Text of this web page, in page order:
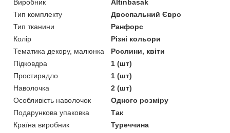
Виробник
Altinbasak
Тип комплекту
Двоспальний Євро
Тип тканини
Ранфорс
Колір
Різні кольори
Тематика декору, малюнка
Рослини, квіти
Підковдра
1 (шт)
Простирадло
1 (шт)
Наволочка
2 (шт)
Особливість наволочок
Одного розміру
Подарункова упаковка
Так
Країна виробник
Туреччина